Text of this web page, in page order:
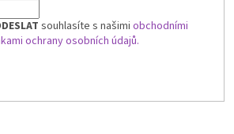
souhlasíte s našimi obchodními
ochrany osobních údajů.